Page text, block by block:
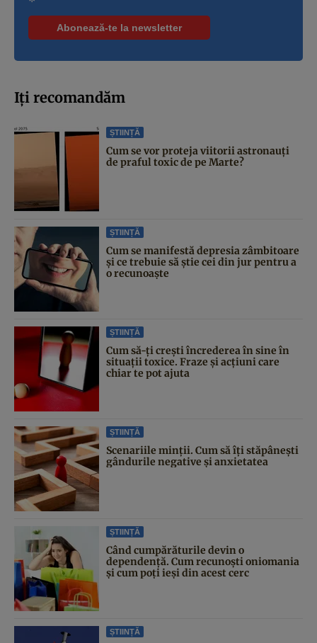
Iți recomandăm
ȘTIINȚĂ
Cum se vor proteja viitorii astronauți
de praful toxic de pe Marte?
ȘTIINȚĂ
Cum se manifestă depresia zâmbitoare
și ce trebuie să știe cei din jur pentru a
o recunoaște
ȘTIINȚĂ
Cum să-ți crești încrederea în sine în
situații toxice. Fraze și acțiuni care
chiar te pot ajuta
ȘTIINȚĂ
Scenariile minții. Cum să îți stăpânești
gândurile negative și anxietatea
ȘTIINȚĂ
Când cumpărăturile devin o
dependență. Cum recunoști oniomania
și cum poți ieși din acest cerc
ȘTIINȚĂ